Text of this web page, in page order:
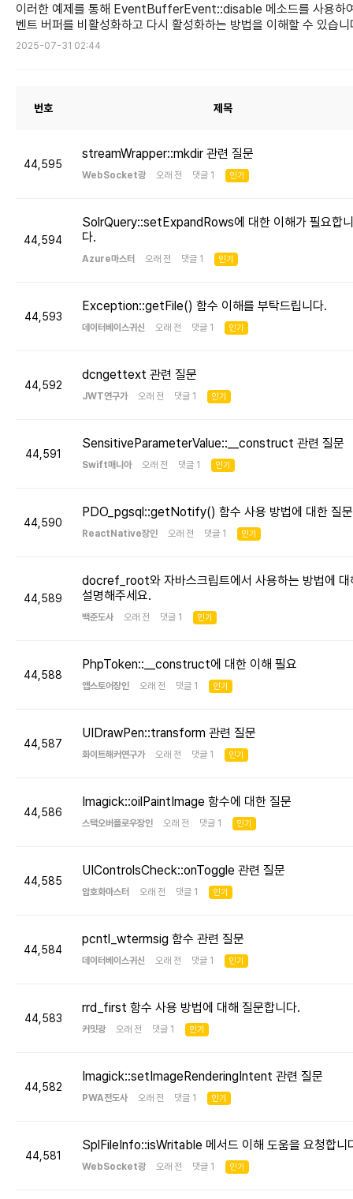
이러한 예제를 통해 EventBufferEvent::disable 메소드를 사용하
벤트 버퍼를 비활성화하고 다시 활성화하는 방법을 이해할 수 있습니
2025-07-31 02:44
번호 제목
44,595
streamWrapper::mkdir 관련 질문
WebSocket광 오래 전 댓글 1 인기
44,594
SolrQuery::setExpandRows에 대한 이해가 필요합니
다.
Azure마스터 오래 전 댓글 1 인기
44,593
Exception::getFile() 함수 이해를 부탁드립니다.
데이터베이스귀신 오래 전 댓글 1 인기
44,592
dcngettext 관련 질문
JWT연구가 오래 전 댓글 1 인기
44,591
SensitiveParameterValue::__construct 관련 질문
Swift매니아 오래 전 댓글 1 인기
44,590
PDO_pgsql::getNotify() 함수 사용 방법에 대한 질문
ReactNative장인 오래 전 댓글 1 인기
44,589
docref_root와 자바스크립트에서 사용하는 방법에 대
설명해주세요.
백준도사 오래 전 댓글 1 인기
44,588
PhpToken::__construct에 대한 이해 필요
앱스토어장인 오래 전 댓글 1 인기
44,587
UIDrawPen::transform 관련 질문
화이트해커연구가 오래 전 댓글 1 인기
44,586
Imagick::oilPaintImage 함수에 대한 질문
스택오버플로우장인 오래 전 댓글 1 인기
44,585
UIControlsCheck::onToggle 관련 질문
암호화마스터 오래 전 댓글 1 인기
44,584
pcntl_wtermsig 함수 관련 질문
데이터베이스귀신 오래 전 댓글 1 인기
44,583
rrd_first 함수 사용 방법에 대해 질문합니다.
커밋광 오래 전 댓글 1 인기
44,582
Imagick::setImageRenderingIntent 관련 질문
PWA전도사 오래 전 댓글 1 인기
44,581
SplFileInfo::isWritable 메서드 이해 도움을 요청합니
WebSocket광 오래 전 댓글 1 인기